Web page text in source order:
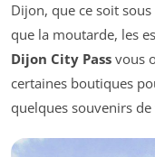
Dijon, que ce soit
que la moutarde, les
Dijon City Pass vous
certaines boutiques
quelques souvenirs